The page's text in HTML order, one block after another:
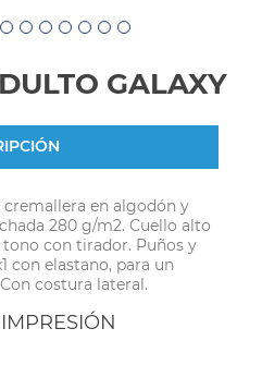
GALAXY
en algodón y
280 g/m2. Cuello alto
con tirador. Puños y
con elastano, para un
costura lateral.